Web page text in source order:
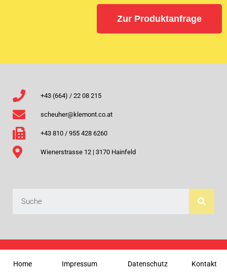
Zur Produktanfrage
+43 (664) / 22 08 215
scheuher@klemont.co.at
+43 810 / 955 428 6260
Wienerstrasse 12 | 3170 Hainfeld
Home Impressum Datenschutz Kontakt